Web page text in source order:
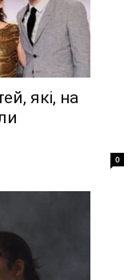
які, на
0